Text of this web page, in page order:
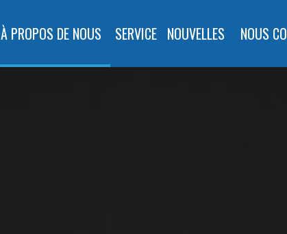
À PROPOS DE NOUS SERVICE NOUVELLES NOUS